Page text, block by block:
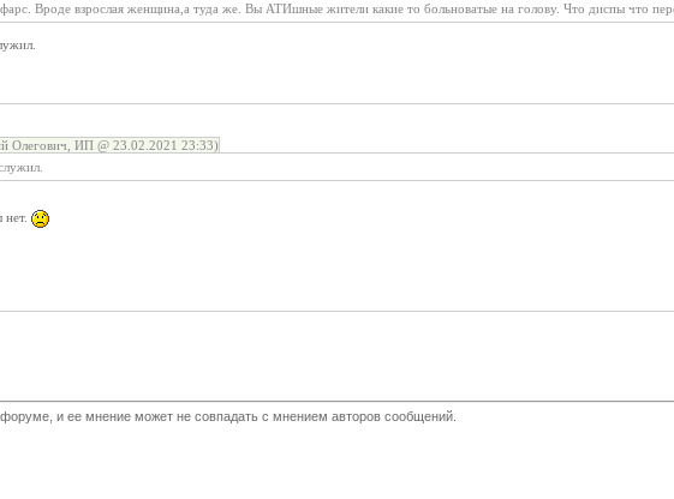
Вроде взрослая женщина,а туда же. Вы АТИшные жители какие то больноватые на голову. Что диспы что
Олегович, ИП @ 23.02.2021 23:33)
и ее мнение может не совпадать с мнением авторов сообщений.